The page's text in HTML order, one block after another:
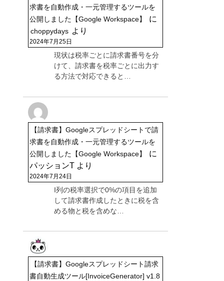
求書を自動作成・一元管理するツールを
公開しました【Google Workspace】
に
choppydays より
2024年7月25日
現状は税率ごとに請求書番号を分
けて、請求書を税率ごとに出力す
る方法で対応できると…
【請求書】Googleスプレッドシートで請
求書を自動作成・一元管理するツールを
公開しました【Google Workspace】
に
パッションT より
2024年7月24日
I列の税率選択で0%の項目を追加
して請求書作成したときに税を含
める物と税を含めな…
【請求書】Googleスプレッドシート請求
書自動生成ツール[InvoiceGenerator] v1.8